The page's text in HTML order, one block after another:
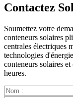
Contactez
Soumettez votre
conteneurs solaires
centrales électriques
technologies
conteneurs solaires
heures.